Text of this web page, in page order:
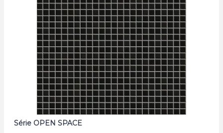
Série OPEN SPACE